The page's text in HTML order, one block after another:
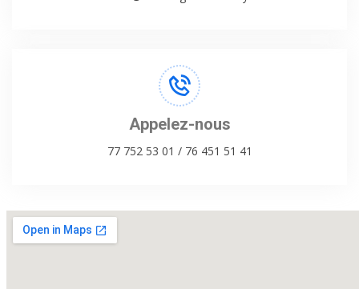
Appelez-nous
77 752 53 01 / 76 451 51 41